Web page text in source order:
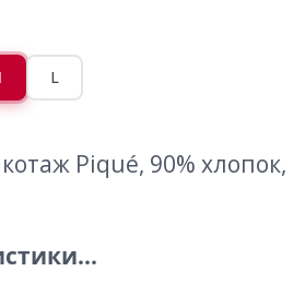
L
Piqué, 90% хлопок,